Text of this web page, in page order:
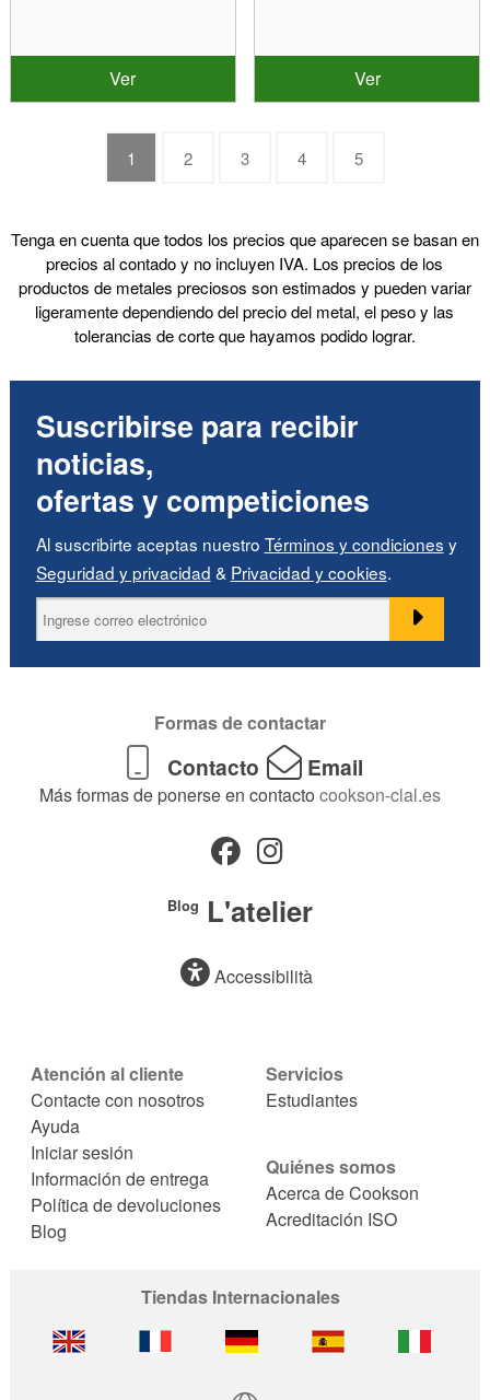
Ver Ver
1 2 3 4 5
Tenga en cuenta que todos los precios que aparecen se basan en
precios al contado y no incluyen IVA. Los precios de los
productos de metales preciosos son estimados y pueden variar
ligeramente dependiendo del precio del metal, el peso y las
tolerancias de corte que hayamos podido lograr.
Suscribirse para recibir
noticias,
ofertas y competiciones
Al suscribirte aceptas nuestro Términos y condiciones y
Seguridad y privacidad & Privacidad y cookies.
Formas de contactar
Contacto Email
Más formas de ponerse en contacto cookson-clal.es
Blog L'atelier
Accessibilità
Atención al cliente
Contacte con nosotros
Ayuda
Iniciar sesión
Información de entrega
Política de devoluciones
Blog
Servicios
Estudiantes
Quiénes somos
Acerca de Cookson
Acreditación ISO
Tiendas Internacionales